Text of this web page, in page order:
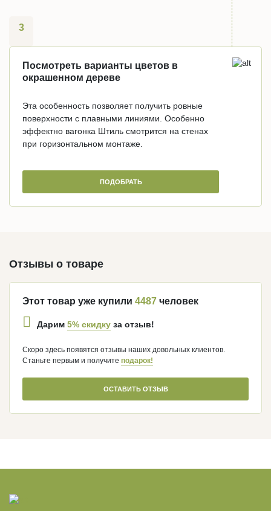
3
Посмотреть варианты цветов в
окрашенном дереве
Эта особенность позволяет получить ровные
поверхности с плавными линиями. Особенно
эффектно вагонка Штиль смотрится на стенах
при горизонтальном монтаже.
ПОДОБРАТЬ
Отзывы о товаре
Этот товар уже купили 4487 человек
Дарим 5% скидку за отзыв!
Скоро здесь появятся отзывы наших довольных клиентов.
Станьте первым и получите подарок!
ОСТАВИТЬ ОТЗЫВ